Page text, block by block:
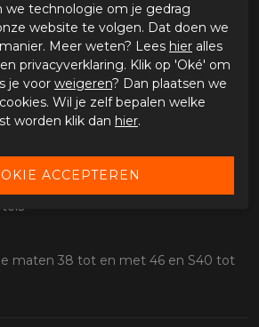
waterdicht Dryway+2.0 membraan
temperatuur regulerende voering
maten 38 tot en met 46 en S40 tot
we technologie om je gedrag
website te volgen. Dat doen we
Meer weten? Lees hier alles
privacyverklaring. Klik op 'Oké' om
je voor weigeren? Dan plaatsen we
Wil je zelf bepalen welke
worden klik dan hier.